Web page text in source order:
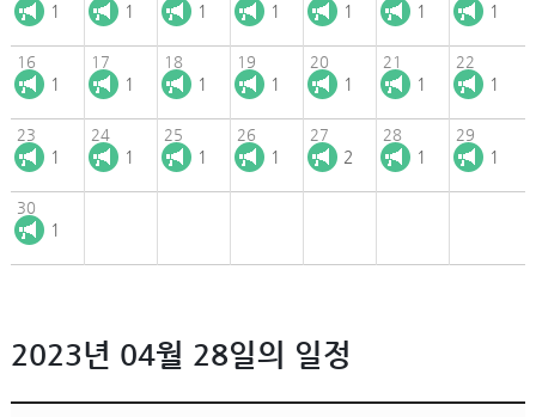
1 1 1 1 1 1 1
16
1
17
1
18
1
19
1
20
1
21
1
22
1
23
1
24
1
25
1
26
1
27
2
28
1
29
1
30
1
2023년 04월 28일의 일정